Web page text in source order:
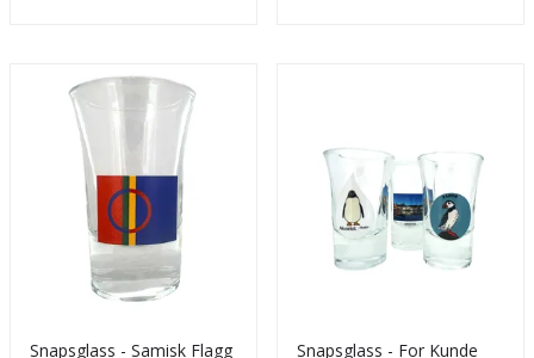
Snapsglass - Samisk Flagg Snapsglass - For Kunde